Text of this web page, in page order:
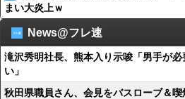
まい大炎上ｗ
News@フレ速
滝沢秀明社長、熊本入り示唆「男手が
い」
秋田県職員さん、会見をバスローブ＆